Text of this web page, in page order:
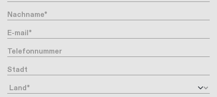
Nachname
Ihre Email-Adresse
Telefonnummer
Stadt
Land